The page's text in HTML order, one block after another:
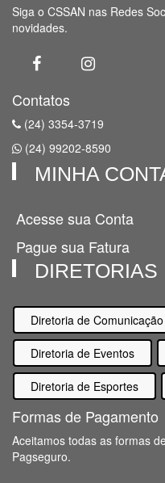
Siga o CSSAN nas Redes
novidades.
Contatos
(24) 3354-3719
(24) 99202-8590
MINHA
Acesse sua Conta
Pague sua Fatura
DIRETORIAS
Diretoria de
Diretoria de Eventos
Diretoria de Esportes
Formas de Pagamento
Aceitamos todas as formas
Pagseguro.